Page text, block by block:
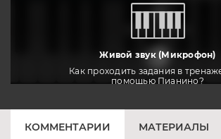
Живой звук (Микрофон)
Как проходить задания в
помощью Пианино?
тренировать
КОММЕНТАРИИ МАТЕРИАЛЫ